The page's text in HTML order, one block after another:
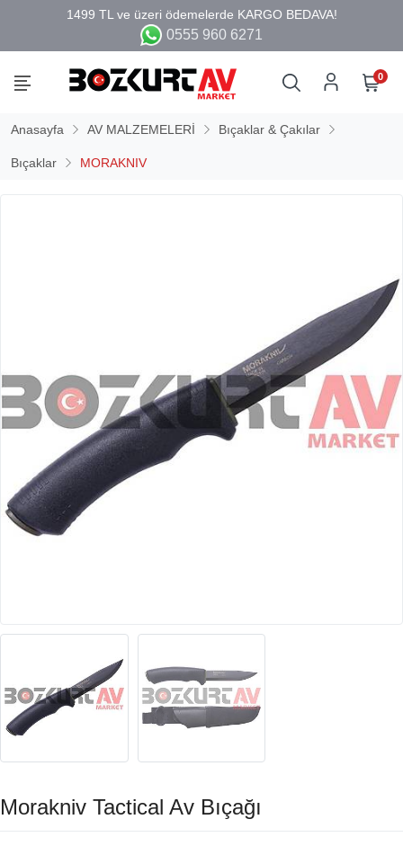
0555 960 6271
0
Anasayfa AV MALZEMELERİ Bıçaklar & Çakılar
Bıçaklar MORAKNIV
Morakniv Tactical Av Bıçağı